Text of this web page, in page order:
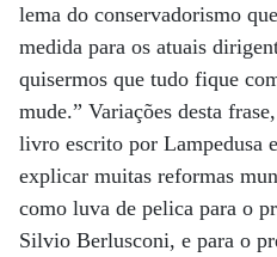
lema do conservadorismo
medida para os atuais
quisermos que tudo fique
mude.” Variações desta
livro escrito por Lampedusa
explicar muitas reformas
como luva de pelica para o
Silvio Berlusconi, e para o